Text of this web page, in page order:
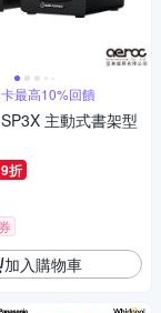
最高10%回饋
主動式書架型
9折
券
加入購物車